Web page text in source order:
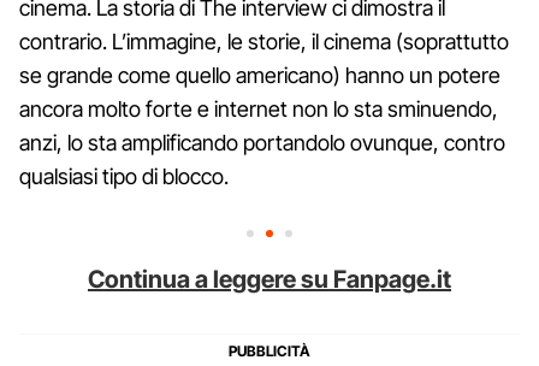
cinema. La storia di The interview ci dimostra il
contrario. L’immagine, le storie, il cinema (soprattutto
se grande come quello americano) hanno un potere
ancora molto forte e internet non lo sta sminuendo,
anzi, lo sta amplificando portandolo ovunque, contro
qualsiasi tipo di blocco.
Continua a leggere su Fanpage.it